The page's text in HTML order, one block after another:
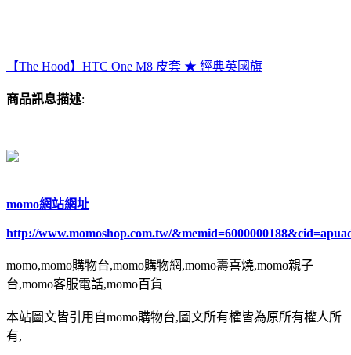
【The Hood】HTC One M8 皮套 ★ 經典英國旗
商品訊息描述:
momo網站網址
http://www.momoshop.com.tw/
momo,momo購物台,momo購物網,momo壽喜燒,momo親子
台,momo客服電話,momo百貨
本站圖文皆引用自momo購物台,圖文所有權皆為原所有權人所
有,